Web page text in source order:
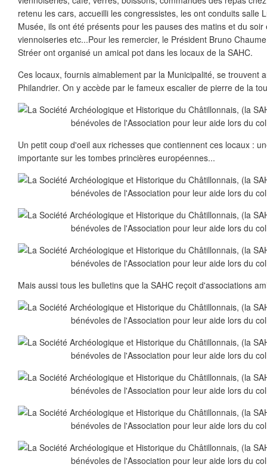
retenu les cars, accueilli les congressistes, les ont conduits salle
Musée, ils ont été présents pour les pauses des matins et du
viennoiseries etc...Pour les remercier, le Président Bruno
Stréer ont organisé un amical pot dans les locaux de la SAHC.
Ces locaux, fournis aimablement par la Municipalité, se trouvent
Philandrier. On y accède par le fameux escalier de pierre de la
Un petit coup d'oeil aux richesses que contiennent ces locaux :
importante sur les tombes princières européennes...
Mais aussi tous les bulletins que la SAHC reçoit d'associations